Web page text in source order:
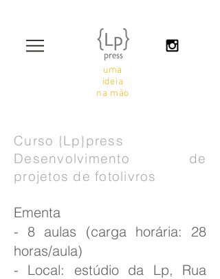
uma
ideia
na mão
Curso {Lp}press
Desenvolvimento de
projetos de fotolivros
Ementa
- 8 aulas (carga horária: 28
horas/aula)
- Local: estúdio da Lp, Rua